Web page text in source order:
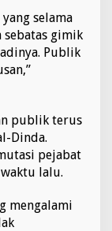
selama
gimik
Publik
publik terus
Dinda.
pejabat
lalu.
mengalami